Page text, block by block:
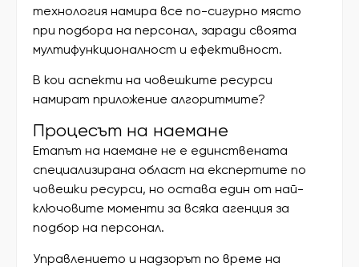
технология намира все по-сигурно място
при подбора на персонал, заради своята
мултифункционалност и ефективност.
В кои аспекти на човешките ресурси
намират приложение алгоритмите?
Процесът на наемане
Етапът на наемане не е единствената
специализирана област на експертите по
човешки ресурси, но остава един от най-
ключовите моменти за всяка агенция за
подбор на персонал.
Управлението и надзорът по време на